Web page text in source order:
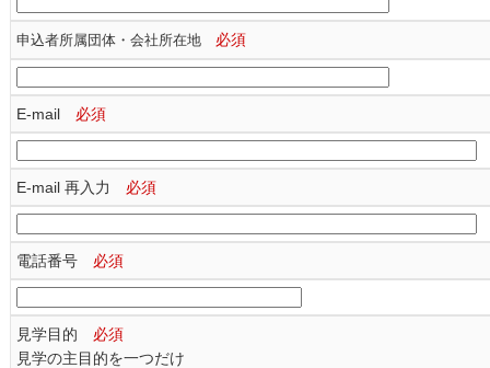
申込者所属団体・会社所在地 必須
E-mail 必須
E-mail 再入力 必須
電話番号 必須
見学目的 必須
見学の主目的を一つだけ